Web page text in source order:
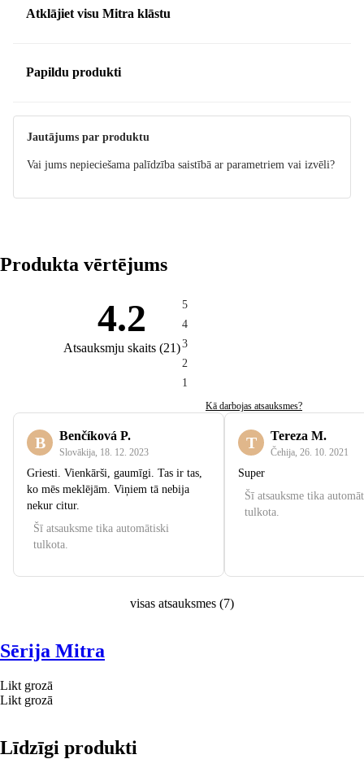
Atklājiet visu Mitra klāstu
Papildu produkti
Jautājums par produktu
Vai jums nepieciešama palīdzība saistībā ar parametriem vai izvēli?
Produkta vērtējums
4.2
Atsauksmju skaits (21)
5
4
3
2
1
Kā darbojas atsauksmes?
B Benčíková P.
Slovākija 18. 12. 2023
Griesti. Vienkārši, gaumīgi. Tas ir tas,
ko mēs meklējām. Viņiem tā nebija
nekur citur.
Šī atsauksme tika automātiski
tulkota.
T Tereza M.
Čehija 26. 10. 2021
Super
Šī atsauksme tika
tulkota.
visas atsauksmes (7)
Sērija Mitra
Likt grozā
Likt grozā
Līdzīgi produkti